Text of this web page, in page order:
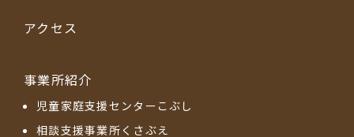
アクセス
事業所紹介
児童家庭支援センターこぶし
相談支援事業所くさぶえ